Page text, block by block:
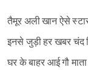
तैमूर अली खान ऐसे
इनसे जुड़ी हर खबर चंद
घर के बाहर आई गौ